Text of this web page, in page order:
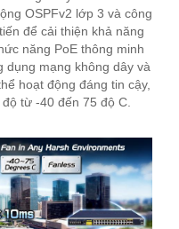
OSPFv2 lớp 3 và công
để cải thiện khả năng
năng PoE thông minh
dụng mạng không dây và
hoạt động đáng tin cậy,
từ -40 đến 75 độ C.